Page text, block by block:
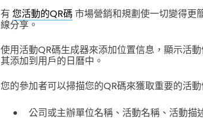
有 您活動的QR碼 市場營銷和規劃使一切變得更
線分享。
使用活動QR碼生成器來添加位置信息，顯示活
其添加到用戶的日曆中。
您的參加者可以掃描您的QR碼來獲取重要的活
公司或主辦單位名稱、活動名稱、活動描